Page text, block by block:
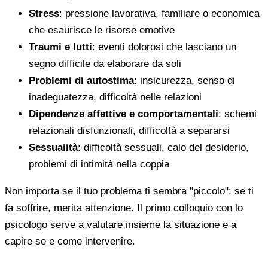
Stress: pressione lavorativa, familiare o economica
che esaurisce le risorse emotive
Traumi e lutti: eventi dolorosi che lasciano un
segno difficile da elaborare da soli
Problemi di autostima: insicurezza, senso di
inadeguatezza, difficoltà nelle relazioni
Dipendenze affettive e comportamentali: schemi
relazionali disfunzionali, difficoltà a separarsi
Sessualità: difficoltà sessuali, calo del desiderio,
problemi di intimità nella coppia
Non importa se il tuo problema ti sembra "piccolo": se ti
fa soffrire, merita attenzione. Il primo colloquio con lo
psicologo serve a valutare insieme la situazione e a
capire se e come intervenire.